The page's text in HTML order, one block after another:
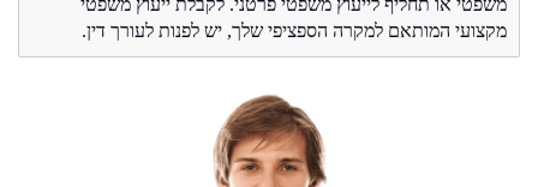
מקצועי המותאם למקרה הספציפי שלך, יש לפנות לעורך דין.